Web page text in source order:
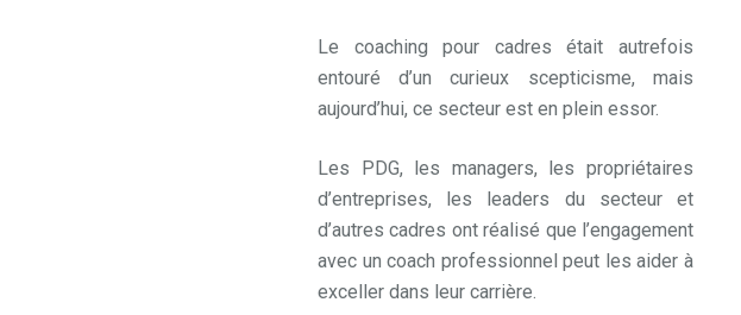
Le coaching pour cadres était autrefois
entouré d’un curieux scepticisme, mais
aujourd’hui, ce secteur est en plein essor.
Les PDG, les managers, les propriétaires
d’entreprises, les leaders du secteur et
d’autres cadres ont réalisé que l’engagement
avec un coach professionnel peut les aider à
exceller dans leur carrière.